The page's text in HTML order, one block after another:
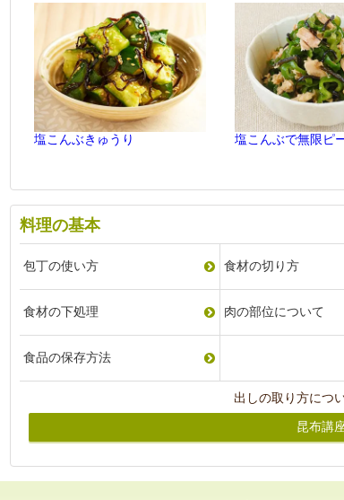
塩こんぶきゅうり 塩こんぶで無限ピ
料理の基本
包丁の使い方 食材の切り方
食材の下処理 肉の部位について
食品の保存方法
出しの取り方につ
昆布講